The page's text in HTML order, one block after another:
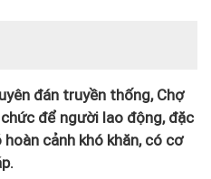
đán truyền thống, Chợ
để người lao động, đặc
cảnh khó khăn, có cơ